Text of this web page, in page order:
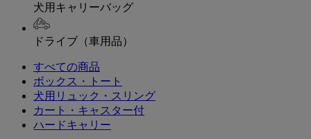
犬用キャリーバッグ
ドライブ（車用品）
すべての商品
ボックス・トート
犬用リュック・スリング
カート・キャスター付
ハードキャリー